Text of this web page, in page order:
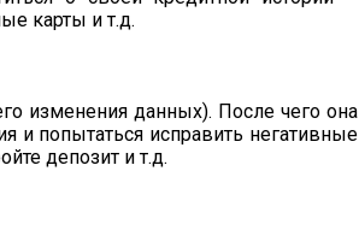
карты и т.д.
изменения данных). После чего она
и попытаться исправить негативные
депозит и т.д.